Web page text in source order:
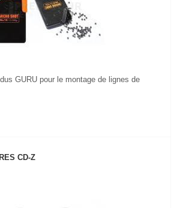
GURU pour le montage de lignes de
CD-Z